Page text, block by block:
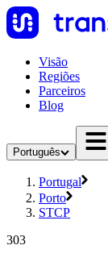
Visão
Regiões
Parceiros
Blog
Português
Portugal
Porto
STCP
303